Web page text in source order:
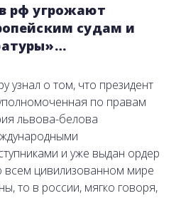
рф угрожают
судам и
узнал о том, что президент
по правам
львова-белова
и уже выдан ордер
всем цивилизованном мире
то в россии, мягко говоря,